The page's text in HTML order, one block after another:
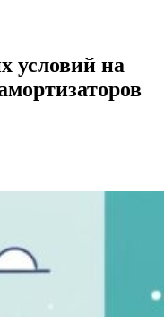
условий на